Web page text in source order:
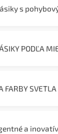
s
PODĽA
FARBY SVETLA
a